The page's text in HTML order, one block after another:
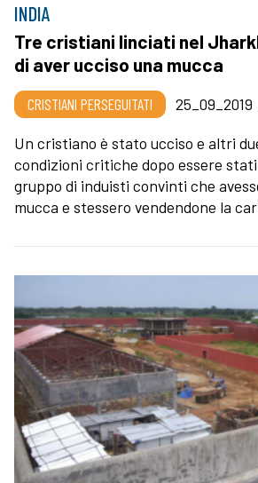
INDIA
Tre cristiani linciati nel
di aver ucciso una mucca
CRISTIANI PERSEGUITATI 25_09_2019
Un cristiano è stato ucciso e altri
condizioni critiche dopo essere
gruppo di induisti convinti che
mucca e stessero vendendone la